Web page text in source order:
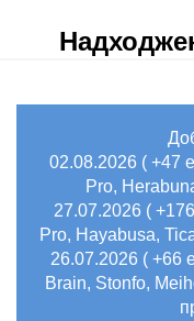
02.08.2026 ( +47
Pro,
27.07.2026 (
Pro, Hayabusa,
26.07.2026 ( +66
Brain, Stonfo,